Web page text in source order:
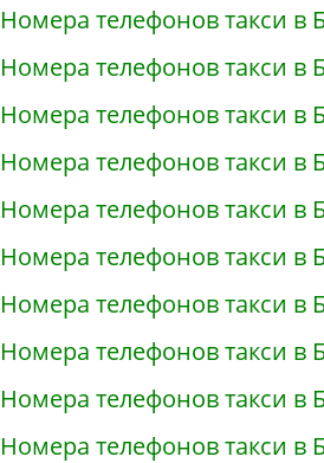
Номера телефонов такси в
Номера телефонов такси в
Номера телефонов такси в
Номера телефонов такси в
Номера телефонов такси в
Номера телефонов такси в
Номера телефонов такси в
Номера телефонов такси в
Номера телефонов такси в
Номера телефонов такси в